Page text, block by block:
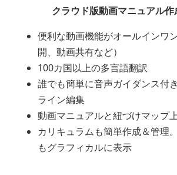
クラウド版動画マニュアル
便利な動画機能がオールインワ
開、動画共有など）
100カ国以上の多言語翻訳
誰でも簡単に音声ガイダンス付
ライン編集
動画マニュアルと紐づけマップ
カリキュラムも簡単作成＆管理
もグラフィカルに表示